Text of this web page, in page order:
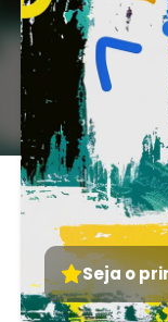
Seja o